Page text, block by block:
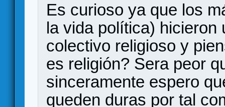
Es curioso ya que los
la vida política)
colectivo religioso y
es religión? Sera peor
sinceramente espero
queden duras por tal